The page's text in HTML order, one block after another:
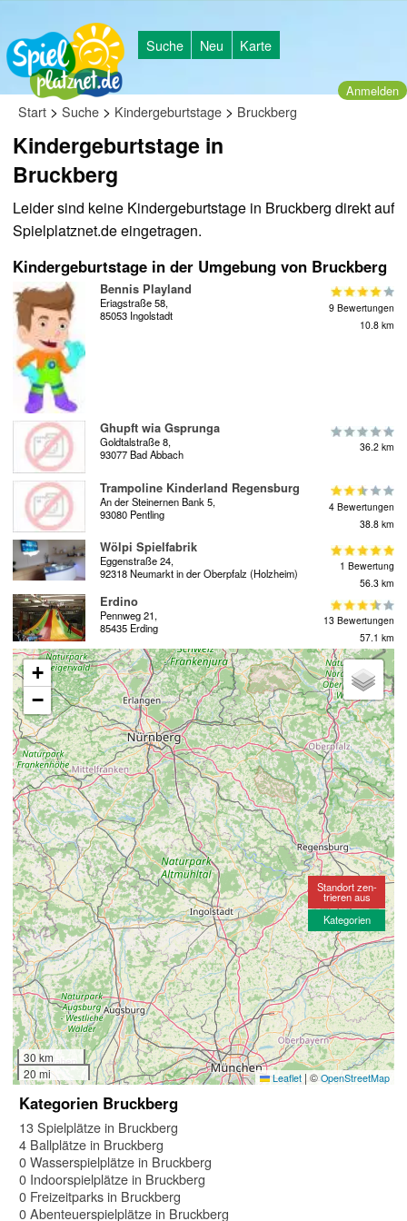
Suche Neu Karte
Anmelden
Start > Suche > Kindergeburtstage > Bruckberg
Kindergeburtstage in
Bruckberg
Leider sind keine Kindergeburtstage in Bruckberg direkt auf
Spielplatznet.de eingetragen.
Kindergeburtstage in der Umgebung von Bruckberg
Bennis Playland
Eriagstraße 58,
85053 Ingolstadt
9 Bewertungen
10.8 km
Ghupft wia Gsprunga
Goldtalstraße 8,
93077 Bad Abbach
36.2 km
Trampoline Kinderland Regensburg
An der Steinernen Bank 5,
93080 Pentling
4 Bewertungen
38.8 km
Wölpi Spielfabrik
Eggenstraße 24,
92318 Neumarkt in der Oberpfalz (Holzheim)
1 Bewertung
56.3 km
Erdino
Pennweg 21,
85435 Erding
13 Bewertungen
57.1 km
+
−
30 km
20 mi
Leaflet | © OpenStreetMap
Standort zen-
trieren aus
Kategorien
Kategorien Bruckberg
13 Spielplätze in Bruckberg
4 Ballplätze in Bruckberg
0 Wasserspielplätze in Bruckberg
0 Indoorspielplätze in Bruckberg
0 Freizeitparks in Bruckberg
0 Abenteuerspielplätze in Bruckberg